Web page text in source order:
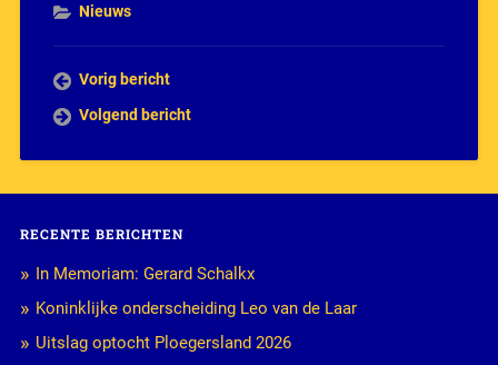
Nieuws
Vorig bericht
Volgend bericht
RECENTE BERICHTEN
In Memoriam: Gerard Schalkx
Koninklijke onderscheiding Leo van de Laar
Uitslag optocht Ploegersland 2026